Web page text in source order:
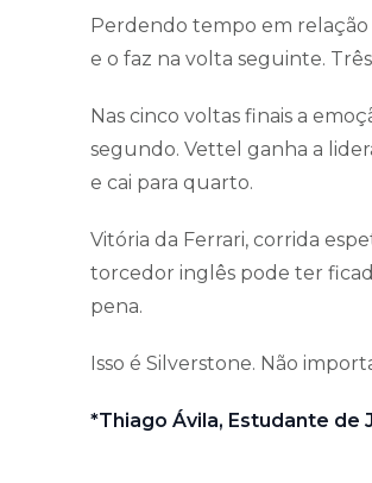
Perdendo tempo em relação
e o faz na volta seguinte.
Nas cinco voltas finais a
segundo. Vettel ganha a
e cai para quarto.
Vitória da Ferrari, corrida
torcedor inglês pode ter
pena.
Isso é Silverstone. Não
*Thiago Ávila, Estudante de